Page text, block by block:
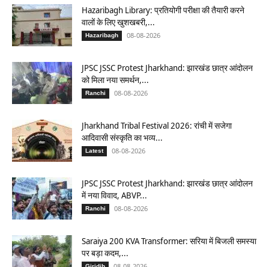
Hazaribagh Library: प्रतियोगी परीक्षा की तैयारी करने
वालों के लिए खुशखबरी,...
Hazaribagh 08-08-2026
JPSC JSSC Protest Jharkhand: झारखंड छात्र आंदोलन
को मिला नया समर्थन,...
Ranchi 08-08-2026
Jharkhand Tribal Festival 2026: रांची में सजेगा
आदिवासी संस्कृति का भव्य...
Latest 08-08-2026
JPSC JSSC Protest Jharkhand: झारखंड छात्र आंदोलन
में नया विवाद, ABVP...
Ranchi 08-08-2026
Saraiya 200 KVA Transformer: सरिया में बिजली समस्या
पर बड़ा कदम,...